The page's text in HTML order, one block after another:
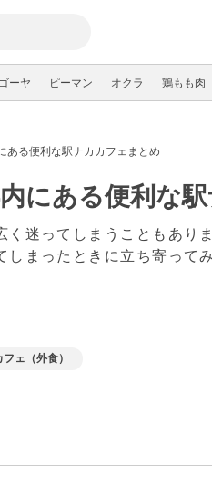
ゴーヤ ピーマン オクラ 鶏もも肉
ある便利な駅ナカカフェまとめ
にある便利な
迷ってしまうこともあり
まったときに立ち寄って
フェ（外食）